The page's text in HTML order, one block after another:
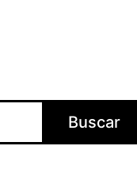
Buscar